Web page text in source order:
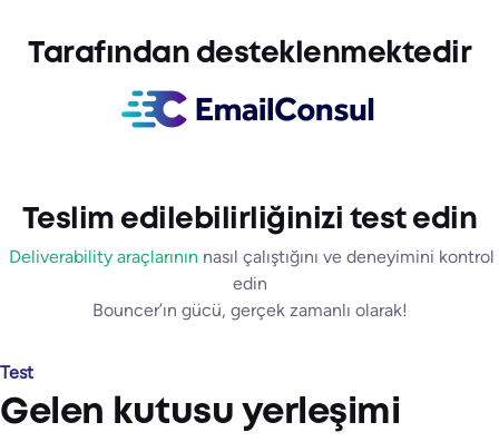
Tarafından desteklenmektedir
Teslim edilebilirliğinizi test edin
Deliverability araçlarının nasıl çalıştığını ve deneyimini kontrol
edin
Bouncer’ın gücü, gerçek zamanlı olarak!
Test
Gelen kutusu yerleşimi